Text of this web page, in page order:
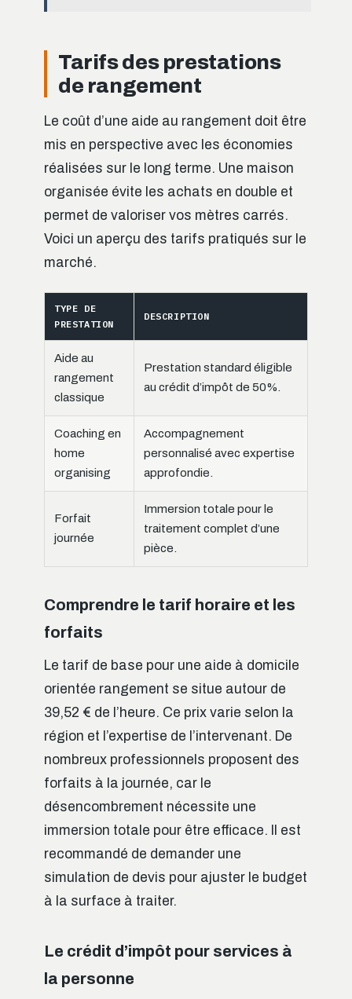
Tarifs des prestations
de rangement
Le coût d’une aide au rangement doit être
mis en perspective avec les économies
réalisées sur le long terme. Une maison
organisée évite les achats en double et
permet de valoriser vos mètres carrés.
Voici un aperçu des tarifs pratiqués sur le
marché.
TYPE DE
PRESTATION
DESCRIPTION
Aide au
rangement
classique
Prestation standard éligible
au crédit d’impôt de 50%.
Coaching en
home
organising
Accompagnement
personnalisé avec expertise
approfondie.
Forfait
journée
Immersion totale pour le
traitement complet d’une
pièce.
Comprendre le tarif horaire et les
forfaits
Le tarif de base pour une aide à domicile
orientée rangement se situe autour de
39,52 € de l’heure. Ce prix varie selon la
région et l’expertise de l’intervenant. De
nombreux professionnels proposent des
forfaits à la journée, car le
désencombrement nécessite une
immersion totale pour être efficace. Il est
recommandé de demander une
simulation de devis pour ajuster le budget
à la surface à traiter.
Le crédit d’impôt pour services à
la personne